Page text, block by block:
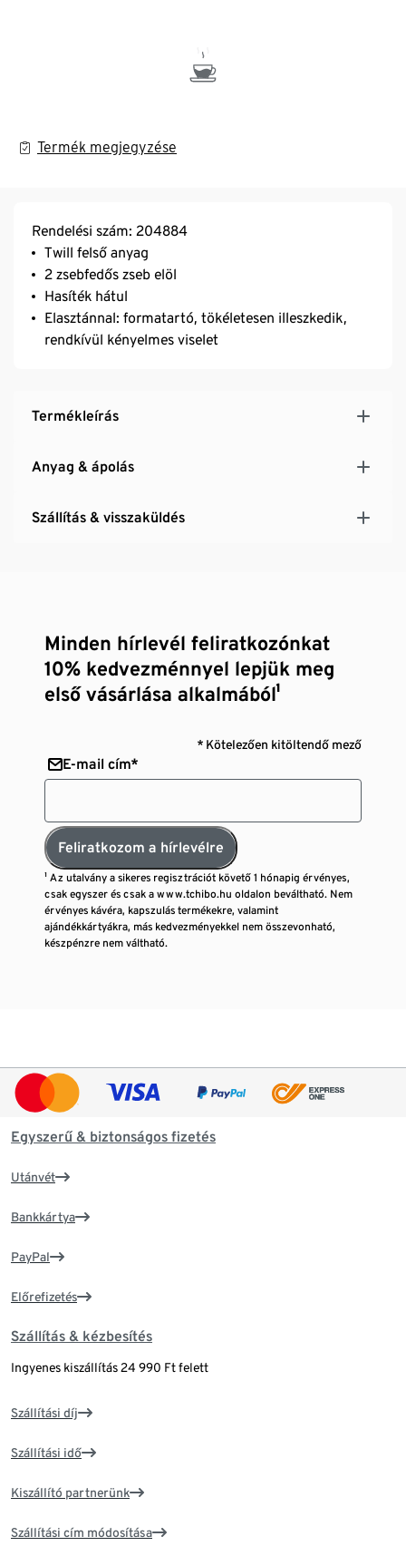
Termék megjegyzése
Rendelési szám: 204884
Twill felső anyag
2 zsebfedős zseb elöl
Hasíték hátul
Elasztánnal: formatartó, tökéletesen illeszkedik,
rendkívül kényelmes viselet
Termékleírás
Anyag & ápolás
Szállítás & visszaküldés
Minden hírlevél feliratkozónkat
10% kedvezménnyel lepjük meg
első vásárlása alkalmából¹
* Kötelezően kitöltendő mező
E-mail cím*
Feliratkozom a hírlevélre
¹ Az utalvány a sikeres regisztrációt követő 1 hónapig érvényes,
csak egyszer és csak a www.tchibo.hu oldalon beváltható. Nem
érvényes kávéra, kapszulás termékekre, valamint
ajándékkártyákra, más kedvezményekkel nem összevonható,
készpénzre nem váltható.
Egyszerű & biztonságos fizetés
Utánvét
Bankkártya
PayPal
Előrefizetés
Szállítás & kézbesítés
Ingyenes kiszállítás 24 990 Ft felett
Szállítási díj
Szállítási idő
Kiszállító partnerünk
Szállítási cím módosítása